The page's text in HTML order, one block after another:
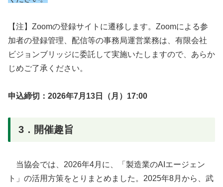
【注】Zoomの登録サイトに遷移します。Zoomによる参
加者の登録管理、配信等の事務局運営業務は、有限会社
ビジョンブリッジに委託して実施いたしますので、あらか
じめご了承ください。
申込締切：2026年7月13日（月）17:00
3．開催趣旨
当協会では、2026年4月に、「製造業のAIエージェン
ト」の活用方策をとりまとめました。2025年8月から、武